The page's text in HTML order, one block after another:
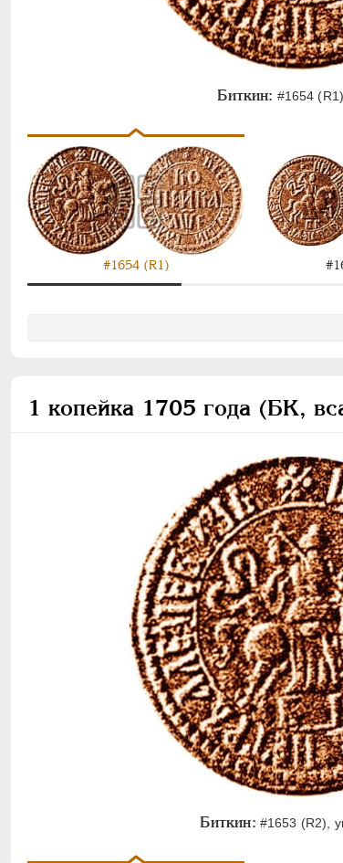
Биткин: #1654
#1654 (R1)
1 копейка 1705 года (БК,
Биткин: #1653 (R2),